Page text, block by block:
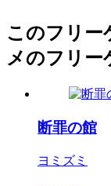
このフリー
メのフリー
断罪の館
ヨミズミ